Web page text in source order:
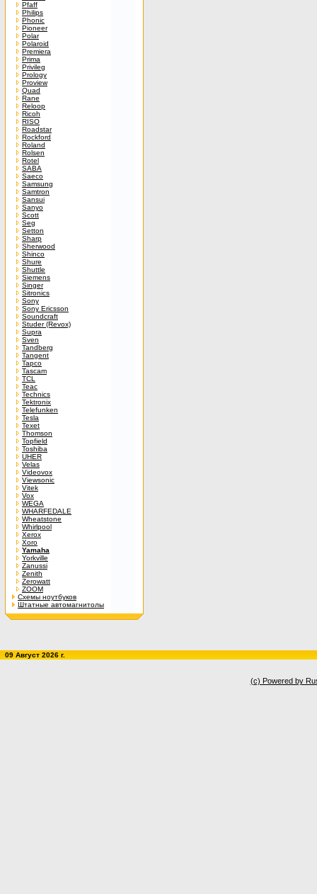
Pfaff
Philips
Phonic
Pioneer
Polar
Polaroid
Premiera
Prima
Privileg
Prology
Proview
Quad
Rane
Reloop
Ricoh
RISO
Roadstar
Rockford
Roland
Rolsen
Rotel
SABA
Saeco
Samsung
Samtron
Sansui
Sanyo
Scott
Seg
Setton
Sharp
Sherwood
Shinco
Shure
Shuttle
Siemens
Singer
Sitronics
Sony
Sony Ericsson
Soundcraft
Studer (Revox)
Supra
Sven
Tandberg
Tangent
Tapco
Tascam
TCL
Teac
Technics
Tektronix
Telefunken
Tesla
Texet
Thomson
Topfield
Toshiba
UHER
Velas
Videovox
Viewsonic
Vitek
Vox
WEGA
WHARFEDALE
Wheatstone
Whirlpool
Xerox
Xoro
Yamaha
Yorkville
Zanussi
Zenith
Zerowatt
ZOOM
Схемы ноутбуков
Штатные автомагнитолы
09 Август 2026 г.
(c) Powered by